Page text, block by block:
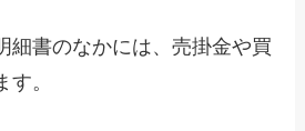
細書のなかには、売掛金や買
。